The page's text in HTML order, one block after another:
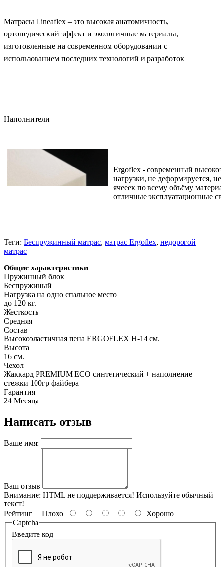
Матрасы Lineaflex – это высокая анатомичность,
ортопедический эффект и экологичные материалы,
изготовленные на современном оборудовании с
использованием последних технологий и разработок
Наполнители
Ergoflex - современный
нагрузки, не деформируется,
ячееек по всему объёму
отличные экcплуатационные
Теги: Беспружинный матрас, матрас Ergoflex, недорогой
матрас
Общие характеристики
Пружинный блок
Беспружиный
Нагрузка на одно спальное место
до 120 кг.
Жесткость
Средняя
Состав
Высокоэластичная пена ERGOFLEX Н-14 см.
Высота
16 см.
Чехол
Жаккард PREMIUM ECO синтетический + наполнение
стежки 100гр файбера
Гарантия
24 Месяца
Написать отзыв
Ваше имя:
Ваш отзыв
Внимание: HTML не поддерживается! Используйте обычный
текст!
Рейтинг Плохо
Хорошо
Captcha
Введите код